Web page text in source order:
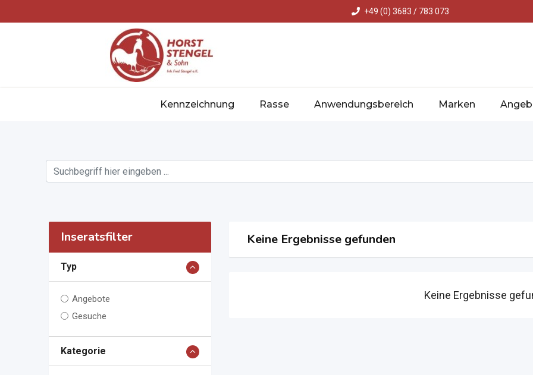
+49 (0) 3683 / 783 073
Kennzeichnung Rasse Anwendungsbereich Marken
Inseratsfilter
Typ
Angebote
Gesuche
Kategorie
Keine Ergebnisse gefunden
Keine Ergebnisse